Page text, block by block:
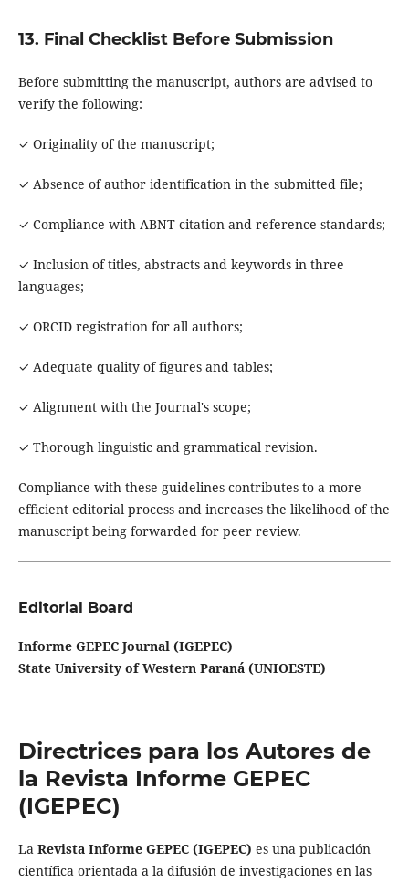
13. Final Checklist Before Submission
Before submitting the manuscript, authors are advised to
verify the following:
✓ Originality of the manuscript;
✓ Absence of author identification in the submitted file;
✓ Compliance with ABNT citation and reference standards;
✓ Inclusion of titles, abstracts and keywords in three
languages;
✓ ORCID registration for all authors;
✓ Adequate quality of figures and tables;
✓ Alignment with the Journal's scope;
✓ Thorough linguistic and grammatical revision.
Compliance with these guidelines contributes to a more
efficient editorial process and increases the likelihood of the
manuscript being forwarded for peer review.
Editorial Board
Informe GEPEC Journal (IGEPEC)
State University of Western Paraná (UNIOESTE)
Directrices para los Autores de
la Revista Informe GEPEC
(IGEPEC)
La Revista Informe GEPEC (IGEPEC) es una publicación
científica orientada a la difusión de investigaciones en las